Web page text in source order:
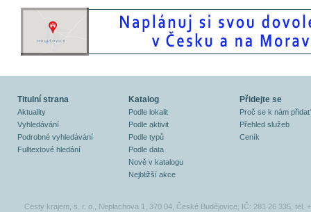
Titulní strana
Aktuality
Vyhledávání
Podrobné vyhledávání
Fulltextové hledání
Katalog
Podle lokalit
Podle aktivit
Podle typů
Podle data
Nově v katalogu
Nejbližší akce
Přidejte se
Proč se k nám
Přehled služeb
Ceník
Cesty krajem, s. r. o., Neplachova 1, 370 04, České Budějovice, IČ: 281 26 335, tel.